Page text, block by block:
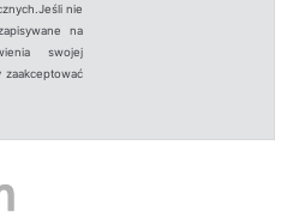
nie
na
swojej
zaakceptować